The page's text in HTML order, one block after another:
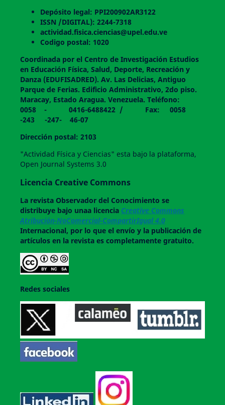
Depósito legal: PPI200902AR3122
ISSN /DIGITAL): 2244-7318
actividad.fisica.ciencias@upel.edu.ve
Codigo postal: 1020
Coordinada por el Centro de Investigación Estudios
en Educación Física, Salud, Deporte, Recreación y
Danza (EDUFISADRED). Av. Las Delicias, Antiguo
Parque de Ferias. Edificio Administrativo, 2do piso.
Maracay, Estado Aragua. Venezuela. Teléfono:
0058 - 0416-6488422 / Fax: 0058
-243 -247- 46-07
Dirección postal: 2103
"Actividad Física y Ciencias" esta bajo la plataforma,
Open Journal Systems 3.0
Licencia Creative Commons
La revistaObservador del Conocimiento se
distribuye bajo unaa licencia Creative Commons
Atribución-NoComercial-CompartirIgual 4.0
Internacional, por lo que el envío y la publicación de
artículos en la revista es completamente gratuito.
Redes sociales